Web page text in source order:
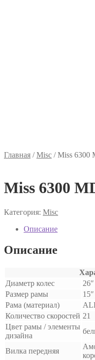
Главная /Misc /Miss 6300
Miss 6300
Категория: Misc
Описание
Описание
Диаметр колес
26″
Размер рамы
Рама (материал)
Количество скоростей 21
Цвет рамы / элементы
дизайна
Вилка передняя